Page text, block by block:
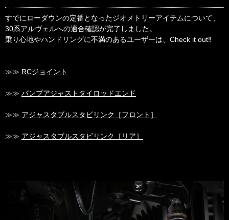
すでにローダウンの定番となったジオメトリーアイテムについて、
30系アルヴェルへの適合確認が完了しました。
乗り心地やハンドリングに不満のあるユーザーは、Check it out‼︎
≫≫ RCジョイント
≫≫ バンプアジャストタイロッドエンド
≫≫ アジャスタブルスタビリンク［フロント］
≫≫ アジャスタブルスタビリンク［リア］